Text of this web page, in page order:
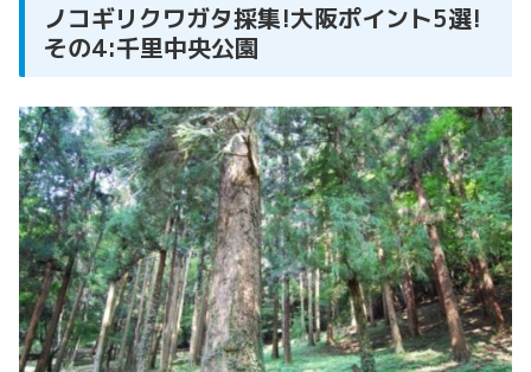
ノコギリクワガタ採集!大阪ポイント5選!
その4:千里中央公園